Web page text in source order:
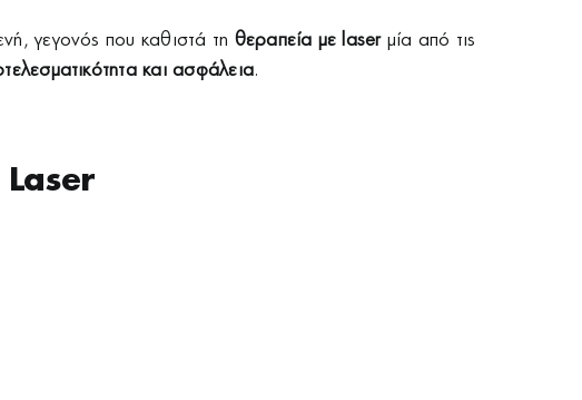
γεγονός που καθιστά τη θεραπεία με laserμία από τις
και ασφάλεια.